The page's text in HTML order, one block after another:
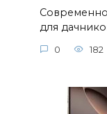
для
0 182